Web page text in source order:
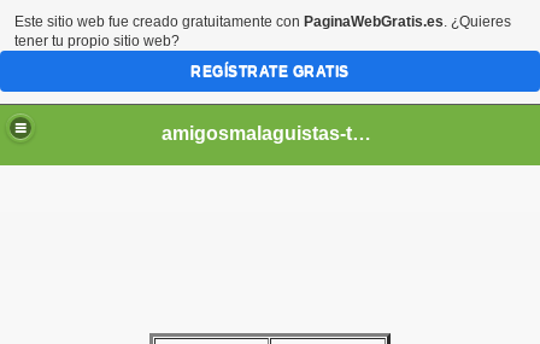
amigosmalaguistas-temporadas
Este sitio web fue creado gratuitamente con PaginaWebGratis.es. ¿Quieres
tener tu propio sitio web?
REGÍSTRATE GRATIS